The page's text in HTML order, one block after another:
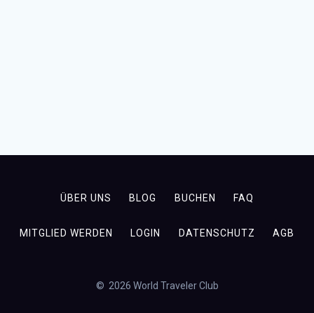
ÜBER UNS BLOG BUCHEN FAQ
MITGLIED WERDEN LOGIN DATENSCHUTZ AGB
© 2026 World Traveler Club